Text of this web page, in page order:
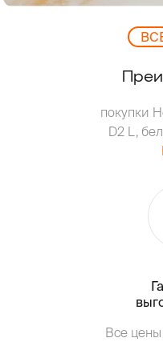
покупки
D2 L,
Все цены